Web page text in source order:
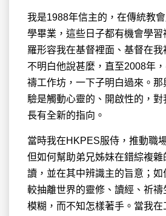
我是1988年信主的，在傳統教
學畢業，這些日子都有機會學
羅形容我在基督裡面、基督在
不明白他說甚麼，直至2008年
禱工作坊，一下子明白過來。那
驗是觸動心靈的、開啟性的，
長有全新的指向。
當時我在HKPES服侍，推動職
但如何幫助弟兄姊妹在錯綜複
讀，並在其中辨識主的旨意；
較抽離世界的靈修、讀經、祈
模糊，而不知怎樣著手。當我